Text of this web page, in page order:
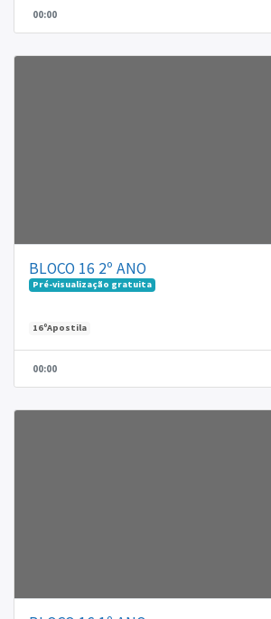
00:00
BLOCO 16 2º ANO
Pré-visualização gratuita
16ºApostila
00:00